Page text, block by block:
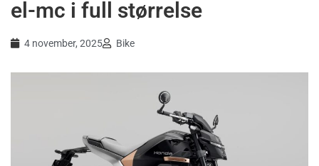
el-mc i full størrelse
4 november, 2025 Bike